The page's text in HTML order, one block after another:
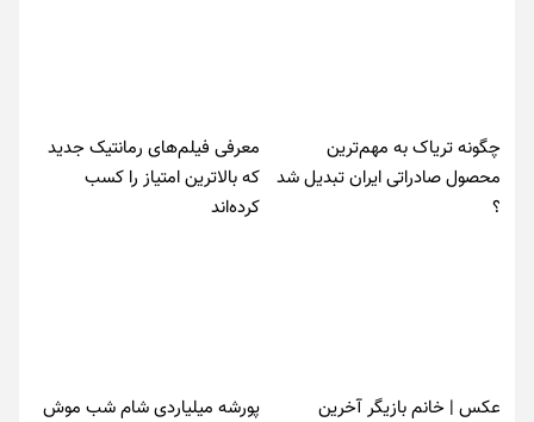
چگونه تریاک به مهم‌ترین
محصول صادراتی ایران تبدیل شد
؟
معرفی فیلم‌های رمانتیک جدید
که بالاترین امتیاز را کسب
کرده‌اند
عکس | خانم بازیگر آخرین پورشه میلیاردی شام شب موش‌